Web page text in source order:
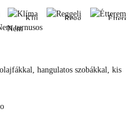
Klíma Reggeli Étterem
Nem
turnusoshangulatos szobákkal, kis